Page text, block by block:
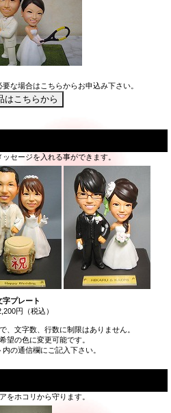
な場合はこちらからお申込み下さい。
セージを入れる事ができます。
字プレート
円（税込）
、文字数、行数に制限はありません。
望の色に変更可能です。
の通信欄にご記入下さい。
をホコリから守ります。